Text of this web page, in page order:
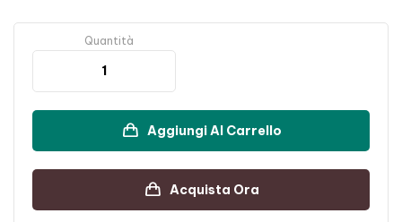
Quantità
Aggiungi Al Carrello
Acquista Ora